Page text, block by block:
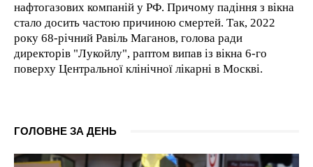
нафтогазових компаній у РФ. Причому падіння з вікна
стало досить частою причиною смертей. Так, 2022
року 68-річний Равіль Маганов, голова ради
директорів "Лукойлу", раптом випав із вікна 6-го
поверху Центральної клінічної лікарні в Москві.
ГОЛОВНЕ ЗА ДЕНЬ